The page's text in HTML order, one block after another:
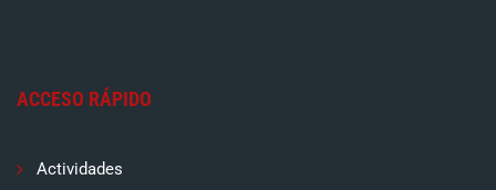
ACCESO RÁPIDO
Actividades